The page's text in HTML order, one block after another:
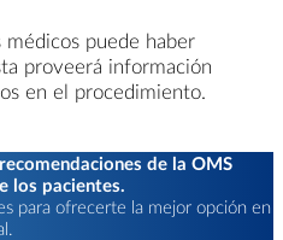
puede haber
proveerá información
en el procedimiento.
de la OMS
los pacientes.
para ofrecerte la mejor opción en